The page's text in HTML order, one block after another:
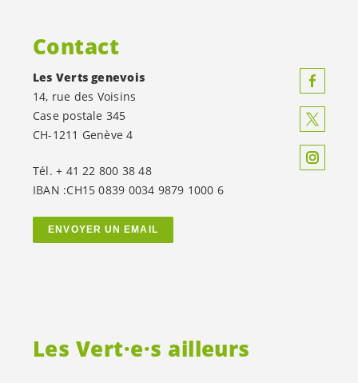
Les Vert·e·s ailleurs
Contact
Les Verts genevois
14, rue des Voisins
Case postale 345
CH-1211 Genève 4
Tél. + 41 22 800 38 48
IBAN :CH15 0839 0034 9879 1000 6
ENVOYER UN EMAIL